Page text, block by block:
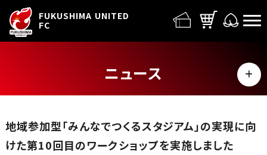
FUKUSHIMA UNITED
FC
ニュース
MENU
地域参加型「みんなでつくるスタジアム」の実現に向
けた第10回目のワークショップを実施しました